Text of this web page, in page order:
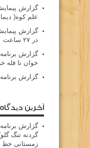
گزارش
علم کوه( دیماه
گزارش
در ۲۷ ساعت
گزارش
خوان تا قله
گزارش
آخرین
گزارش
گردنه تنگ
زمستانی خط